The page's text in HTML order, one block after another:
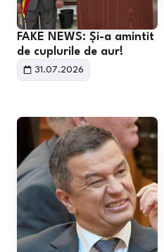
FAKE NEWS: Și-a amintit
de cuplurile de aur!
31.07.2026